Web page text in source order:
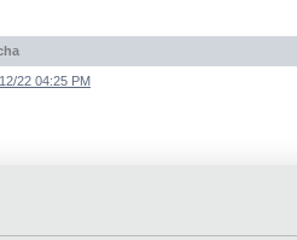
22 04:25 PM